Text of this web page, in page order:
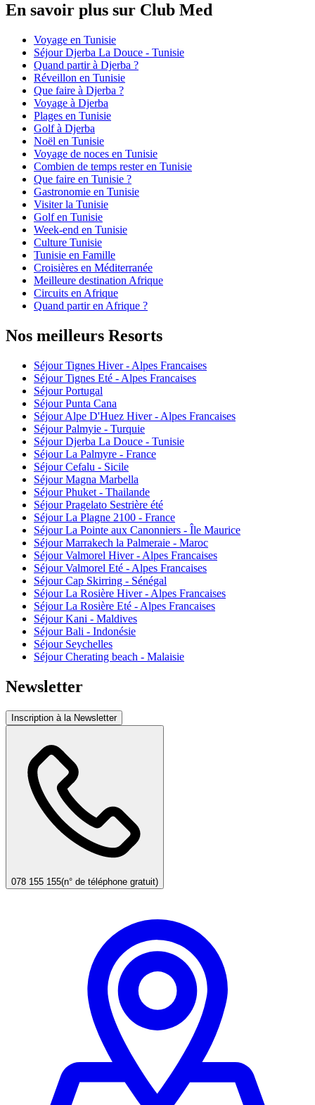
En savoir plus sur Club Med
Voyage en Tunisie
Séjour Djerba La Douce - Tunisie
Quand partir à Djerba ?
Réveillon en Tunisie
Que faire à Djerba ?
Voyage à Djerba
Plages en Tunisie
Golf à Djerba
Noël en Tunisie
Voyage de noces en Tunisie
Combien de temps rester en Tunisie
Que faire en Tunisie ?
Gastronomie en Tunisie
Visiter la Tunisie
Golf en Tunisie
Week-end en Tunisie
Culture Tunisie
Tunisie en Famille
Croisières en Méditerranée
Meilleure destination Afrique
Circuits en Afrique
Quand partir en Afrique ?
Nos meilleurs Resorts
Séjour Tignes Hiver - Alpes Francaises
Séjour Tignes Eté - Alpes Francaises
Séjour Portugal
Séjour Punta Cana
Séjour Alpe D'Huez Hiver - Alpes Francaises
Séjour Palmyie - Turquie
Séjour Djerba La Douce - Tunisie
Séjour La Palmyre - France
Séjour Cefalu - Sicile
Séjour Magna Marbella
Séjour Phuket - Thailande
Séjour Pragelato Sestrière été
Séjour La Plagne 2100 - France
Séjour La Pointe aux Canonniers - Île Maurice
Séjour Marrakech la Palmeraie - Maroc
Séjour Valmorel Hiver - Alpes Francaises
Séjour Valmorel Eté - Alpes Francaises
Séjour Cap Skirring - Sénégal
Séjour La Rosière Hiver - Alpes Francaises
Séjour La Rosière Eté - Alpes Francaises
Séjour Kani - Maldives
Séjour Bali - Indonésie
Séjour Seychelles
Séjour Cherating beach - Malaisie
Newsletter
Inscription à la Newsletter
078 155 155(n° de téléphone gratuit)